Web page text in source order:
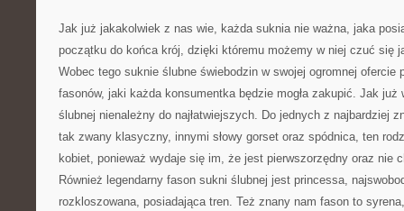
Jak już jakakolwiek z nas wie, każda suknia nie ważna, jaka
początku do końca krój, dzięki któremu możemy w niej czuć się
Wobec tego suknie ślubne świebodzin w swojej ogromnej ofercie
fasonów, jaki każda konsumentka będzie mogła zakupić. Jak już
ślubnej nienależny do najłatwiejszych. Do jednych z najbardziej
tak zwany klasyczny, innymi słowy gorset oraz spódnica, ten
kobiet, ponieważ wydaje się im, że jest pierwszorzędny oraz nie
Również legendarny fason sukni ślubnej jest princessa,
rozkloszowana, posiadająca tren. Też znany nam fason to